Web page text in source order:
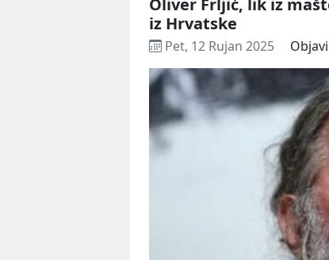
Oliver Frljić, lik iz
iz Hrvatske
Pet, 12 Rujan 2025